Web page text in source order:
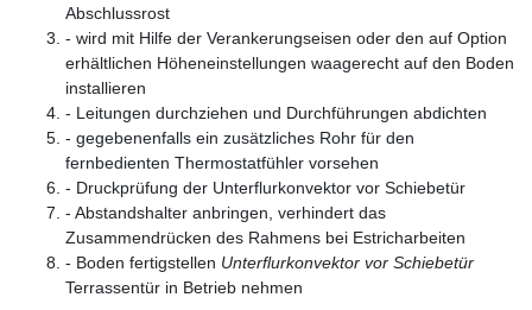
Abschlussrost
- wird mit Hilfe der Verankerungseisen oder den auf Option
erhältlichen Höheneinstellungen waagerecht auf den Boden
installieren
- Leitungen durchziehen und Durchführungen abdichten
- gegebenenfalls ein zusätzliches Rohr für den
fernbedienten Thermostatfühler vorsehen
- Druckprüfung der Unterflurkonvektor vor Schiebetür
- Abstandshalter anbringen, verhindert das
Zusammendrücken des Rahmens bei Estricharbeiten
- Boden fertigstellen Unterflurkonvektor vor Schiebetür
Terrassentür in Betrieb nehmen